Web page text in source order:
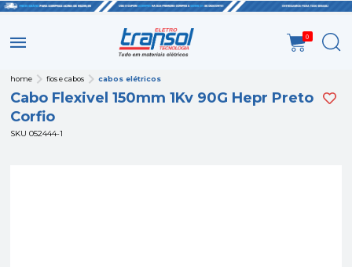
0
home fios e cabos cabos elétricos
Cabo Flexivel 150mm 1Kv 90G Hepr Preto
Corfio
SKU 052444-1